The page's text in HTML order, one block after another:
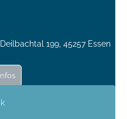
199, 45257 Essen